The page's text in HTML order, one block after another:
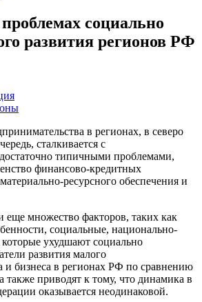
социально
развития регионов РФ
в регионах, в северо
сталкивается с
типичными проблемами,
финансово-кредитных
ресурсного обеспечения и
еще множество факторов, таких как
социальные, национально-
ухудшают социально
развития малого
и бизнеса в регионах РФ по сравнению
также приводят к тому, что динамика в
оказывается неодинаковой.